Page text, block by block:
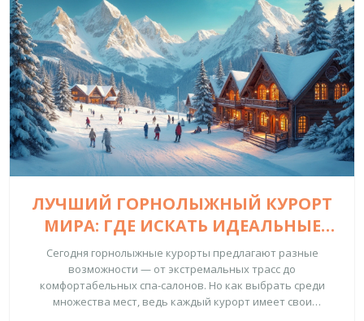
ЛУЧШИЙ ГОРНОЛЫЖНЫЙ КУРОРТ
МИРА: ГДЕ ИСКАТЬ ИДЕАЛЬНЫЕ
СКЛОНЫ
Сегодня горнолыжные курорты предлагают разные
возможности — от экстремальных трасс до
комфортабельных спа-салонов. Но как выбрать среди
множества мест, ведь каждый курорт имеет свои